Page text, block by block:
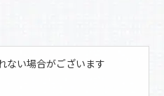
ない場合がございます